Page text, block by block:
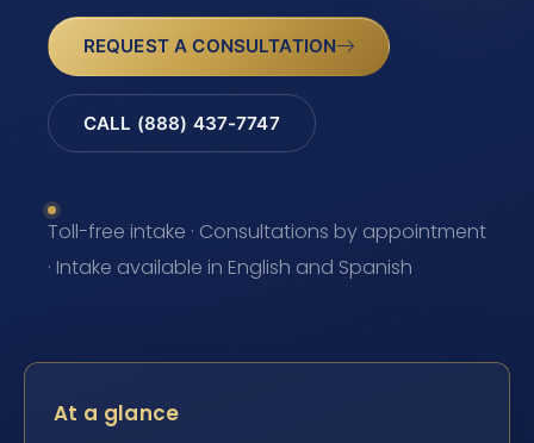
REQUEST A CONSULTATION
CALL (888) 437-7747
Toll-free intake · Consultations by appointment
· Intake available in English and Spanish
At a glance